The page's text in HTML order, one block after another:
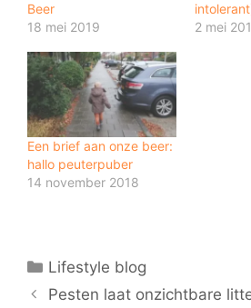
Beer
18 mei 2019
2 mei
Een brief aan onze beer:
hallo peuterpuber
14 november 2018
Categorieën
Lifestyle blog
Pesten laat onzichtbare